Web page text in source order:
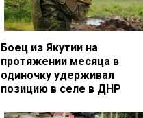
Боец из Якутии на
протяжении месяца в
одиночку удерживал
позицию в селе в ДНР